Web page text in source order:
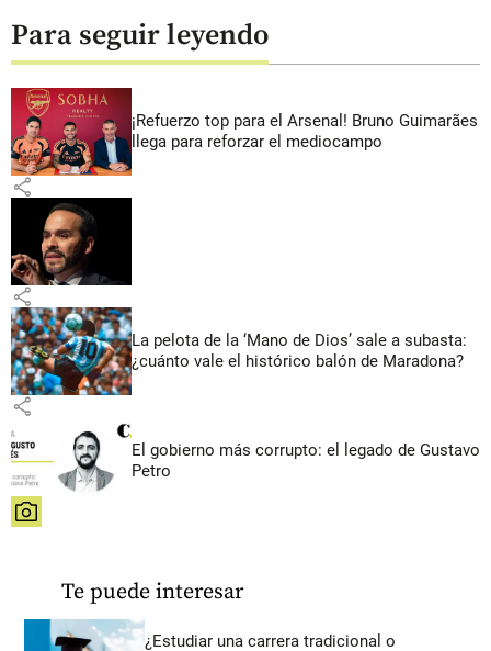
Para seguir leyendo
¡Refuerzo top para el Arsenal! Bruno Guimarães
llega para reforzar el mediocampo
share
share
La pelota de la ‘Mano de Dios’ sale a subasta:
¿cuánto vale el histórico balón de Maradona?
share
El gobierno más corrupto: el legado de Gustavo
Petro
share
Te puede interesar
¿Estudiar una carrera tradicional o